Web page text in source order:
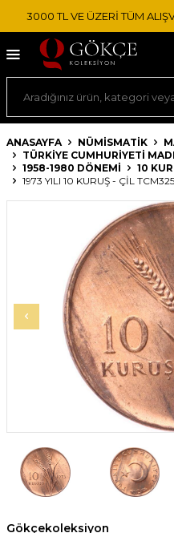
3000 TL VE ÜZERİ TÜM
ANASAYFA NÜMİSMATİK
TÜRKIYE CUMHURIYETI
1958-1980 DÖNEMI
10
1973 YILI 10 KURUŞ - ÇİL
Gökçekoleksiyon